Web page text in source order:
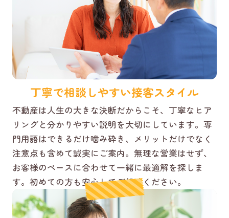
丁寧で相談しやすい接客スタイル
不動産は人生の大きな決断だからこそ、丁寧なヒア
リングと分かりやすい説明を大切にしています。専
門用語はできるだけ噛み砕き、メリットだけでなく
注意点も含めて誠実にご案内。無理な営業はせず、
お客様のペースに合わせて一緒に最適解を探しま
す。初めての方も安心してご相談ください。